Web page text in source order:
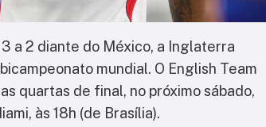
a 2 diante do México, a Inglaterra
mundial. O English Team
quartas de final, no próximo sábado,
às 18h (de Brasília).